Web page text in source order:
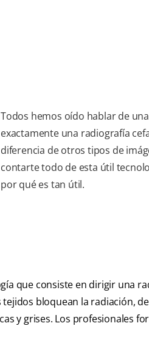
Todos hemos oído hablar de
exactamente una radiografía
diferencia de otros tipos de
contarte todo de esta útil
por qué es tan útil.
que consiste en dirigir una
bloquean la radiación,
y grises. Los profesionales